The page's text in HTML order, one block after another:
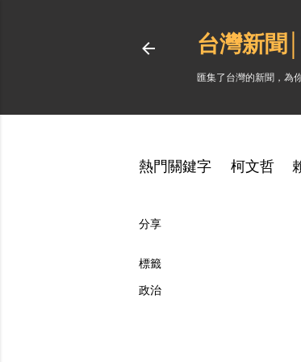
台灣新聞
匯集了台灣的新聞，為
熱門關鍵字 柯文哲
分享
標籤
政治